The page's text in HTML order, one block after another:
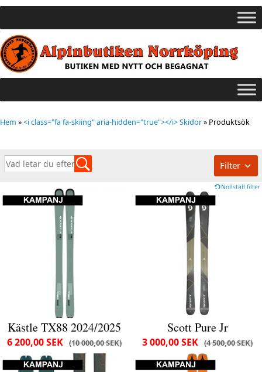
Hem »<i class="fa fa-skiing" aria-hidden="true"></i> Skidor» Produktsök
Filter
Nollställ filter
Kästle TX88 2024/2025
10 000,00 SEK
6 200,00 SEK
Scott Pure Jr
4 500,00 SEK
3 000,00 SEK